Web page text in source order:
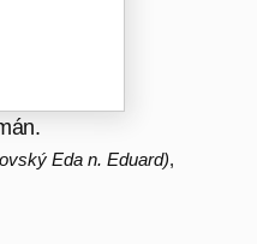
Eda n. Eduard),